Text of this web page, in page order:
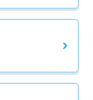
ログラム 推薦
グラム 一般 前